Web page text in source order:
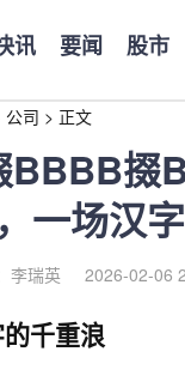
讯 要闻 股市
公司 > 正文
BBBB
一场汉
李瑞英 2026-02-06
千重浪